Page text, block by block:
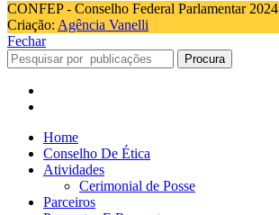
CONFEP - Conselho Federal Parlamentar 2024
Criação: Agência Vanelli
Fechar
Procura
Home
Conselho De Ética
Atividades
Cerimonial de Posse
Parceiros